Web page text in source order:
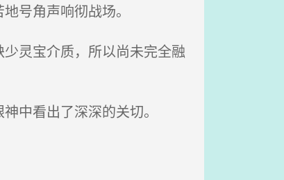
号角声响彻战场。
灵宝介质，所以尚未完全融
中看出了深深的关切。